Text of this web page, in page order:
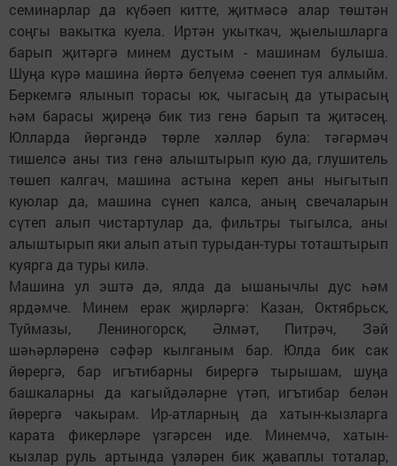
семинарлар да күбәеп китте, җитмәсә алар төштән
соңгы вакытка куела. Иртән укыткач, җыелышларга
барып җитәргә минем дустым - машинам булыша.
Шуңа күрә машина йөртә белүемә сөенеп туя алмыйм.
Беркемгә ялынып торасы юк, чыгасың да утырасың
һәм барасы җиреңә бик тиз генә барып та җитәсең.
Юлларда йөргәндә төрле хәлләр була: тәгәрмәч
тишелсә аны тиз генә алыштырып кую да, глушитель
төшеп калгач, машина астына кереп аны ныгытып
куюлар да, машина сүнеп калса, аның свечаларын
сүтеп алып чистартулар да, фильтры тыгылса, аны
алыштырып яки алып атып турыдан-туры тоташтырып
куярга да туры килә.
Машина ул эштә дә, ялда да ышанычлы дус һәм
ярдәмче. Минем ерак җирләргә: Казан, Октябрьск,
Туймазы, Лениногорск, Әлмәт, Питрәч, Зәй
шәһәрләренә сәфәр кылганым бар. Юлда бик сак
йөрергә, бар игътибарны бирергә тырышам, шуңа
башкаларны да кагыйдәләрне үтәп, игътибар белән
йөрергә чакырам. Ир-атларның да хатын-кызларга
карата фикерләре үзгәрсен иде. Минемчә, хатын-
кызлар руль артында үзләрен бик җаваплы тоталар,